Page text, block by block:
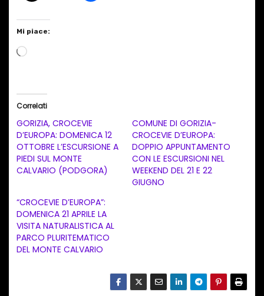
Mi piace:
C
a
m
e
t
o
i
n
Correlati
GORIZIA, CROCEVIE
D’EUROPA: DOMENICA 12
OTTOBRE L’ESCURSIONE A
PIEDI SUL MONTE
CALVARIO (PODGORA)
COMUNE DI GORIZIA-
CROCEVIE D’EUROPA:
DOPPIO APPUNTAMENTO
CON LE ESCURSIONI NEL
WEEKEND DEL 21 E 22
GIUGNO
“CROCEVIE D’EUROPA”:
DOMENICA 21 APRILE LA
VISITA NATURALISTICA AL
PARCO PLURITEMATICO
DEL MONTE CALVARIO